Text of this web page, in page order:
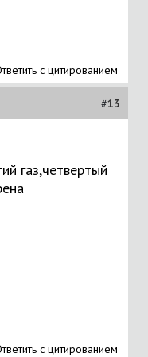
с цитированием
#13
газ,четвертый
с цитированием